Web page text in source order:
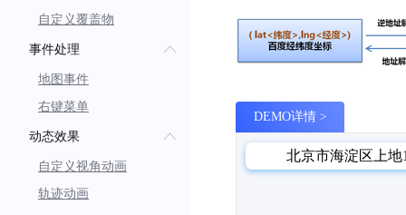
自定义覆盖物
事件处理
地图事件
右键菜单
动态效果
自定义视角动画
轨迹动画
DEMO详情